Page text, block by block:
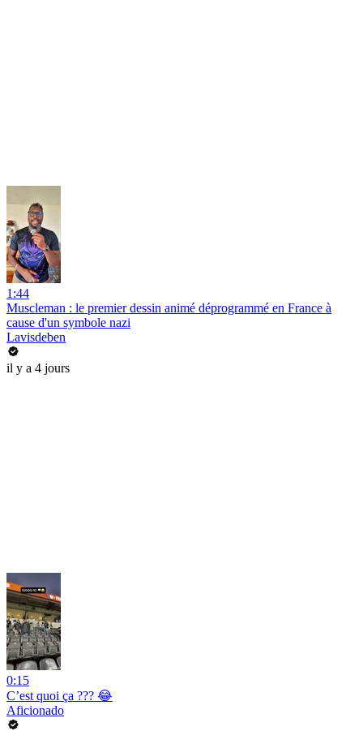
1:44
Muscleman : le premier dessin animé déprogrammé en France à
cause d'un symbole nazi
Lavisdeben
il y a 4 jours
0:15
C’est quoi ça ??? 😂
Aficionado